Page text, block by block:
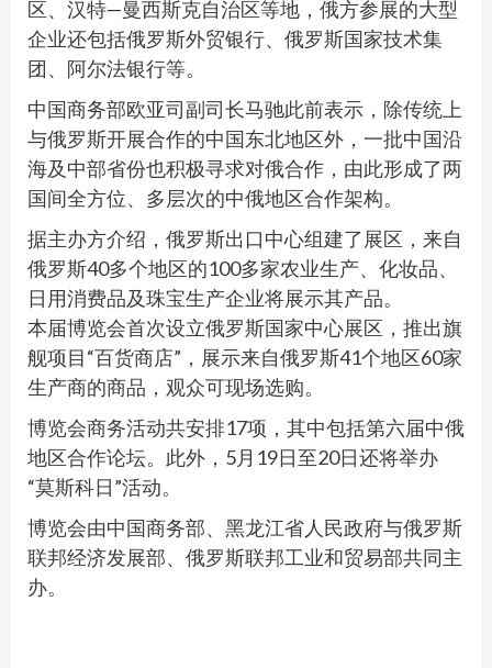
区、汉特—曼西斯克自治区等地，俄方参展的大型
企业还包括俄罗斯外贸银行、俄罗斯国家技术集
团、阿尔法银行等。
中国商务部欧亚司副司长马驰此前表示，除传统上
与俄罗斯开展合作的中国东北地区外，一批中国沿
海及中部省份也积极寻求对俄合作，由此形成了两
国间全方位、多层次的中俄地区合作架构。
据主办方介绍，俄罗斯出口中心组建了展区，来自
俄罗斯40多个地区的100多家农业生产、化妆品、
日用消费品及珠宝生产企业将展示其产品。
本届博览会首次设立俄罗斯国家中心展区，推出旗
舰项目“百货商店”，展示来自俄罗斯41个地区60家
生产商的商品，观众可现场选购。
博览会商务活动共安排17项，其中包括第六届中俄
地区合作论坛。此外，5月19日至20日还将举办
“莫斯科日”活动。
博览会由中国商务部、黑龙江省人民政府与俄罗斯
联邦经济发展部、俄罗斯联邦工业和贸易部共同主
办。